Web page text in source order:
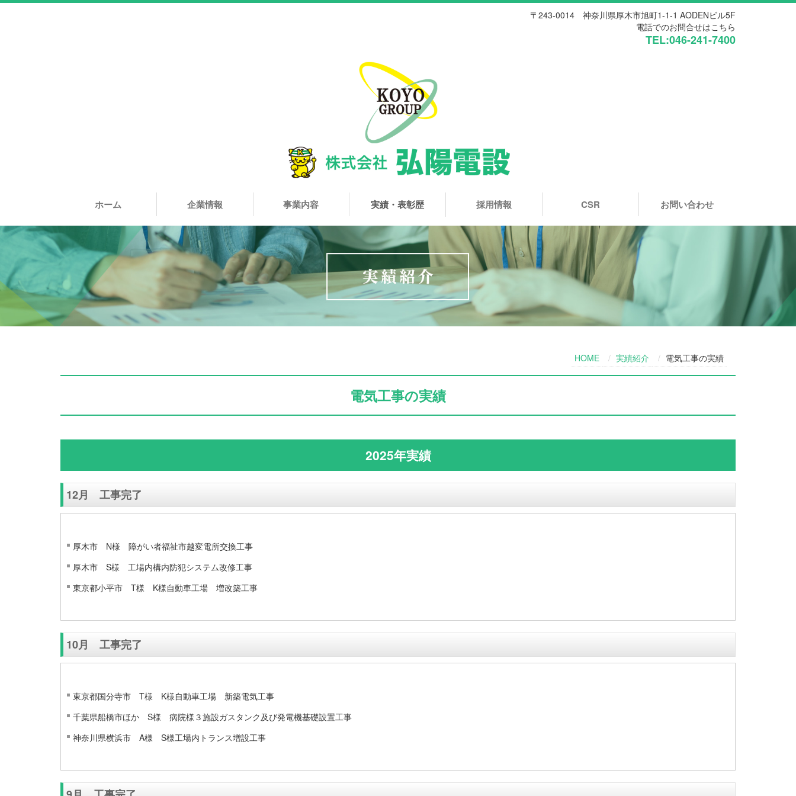
〒243-0014 神奈川県厚木市旭町1-1-1 AODENビル5F
電話でのお問合せはこちら
TEL:046-241-7400
ホーム 企業情報 事業内容 実績・表彰歴 採用情報 CSR お問い合わせ
HOME 実績紹介 電気工事の実績
電気工事の実績
2025年実績
12月 工事完了
厚木市 N様 障がい者福祉市越変電所交換工事
厚木市 S様 工場内構内防犯システム改修工事
東京都小平市 T様 K様自動車工場 増改築工事
10月 工事完了
東京都国分寺市 T様 K様自動車工場 新築電気工事
千葉県船橋市ほか S様 病院様３施設ガスタンク及び発電機基礎設置工事
神奈川県横浜市 A様 S様工場内トランス増設工事